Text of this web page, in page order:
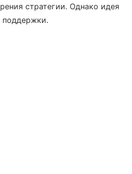
стратегии. Однако идея
поддержки.